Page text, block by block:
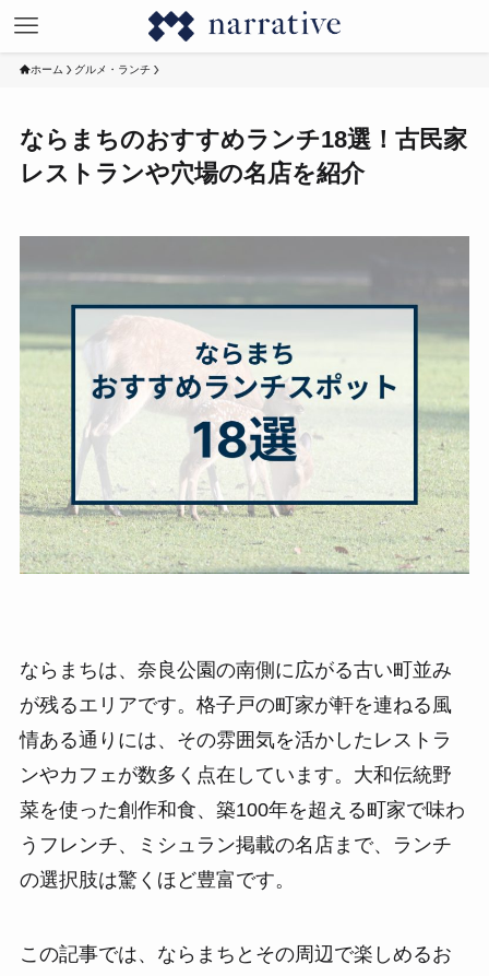
ホーム グルメ・ランチ
ならまちのおすすめランチ18選！古民家
レストランや穴場の名店を紹介
ならまちは、奈良公園の南側に広がる古い町並み
が残るエリアです。格子戸の町家が軒を連ねる風
情ある通りには、その雰囲気を活かしたレストラ
ンやカフェが数多く点在しています。大和伝統野
菜を使った創作和食、築100年を超える町家で味わ
うフレンチ、ミシュラン掲載の名店まで、ランチ
の選択肢は驚くほど豊富です。
この記事では、ならまちとその周辺で楽しめるお